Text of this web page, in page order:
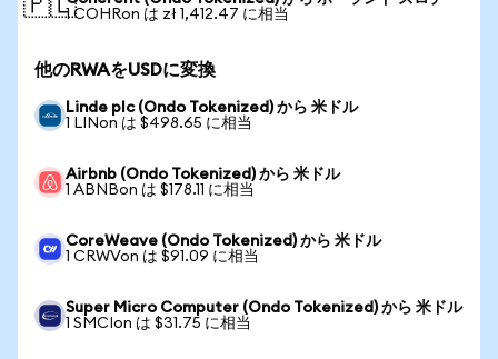
🇵🇱1 COHRon は zł 1,412.47 に相当
他のRWAをUSDに変換
Linde plc (Ondo Tokenized) から 米ドル
1 LINon は $498.65 に相当
Airbnb (Ondo Tokenized) から 米ドル
1 ABNBon は $178.11 に相当
CoreWeave (Ondo Tokenized) から 米ドル
1 CRWVon は $91.09 に相当
Super Micro Computer (Ondo Tokenized) から 米ドル
1 SMCIon は $31.75 に相当